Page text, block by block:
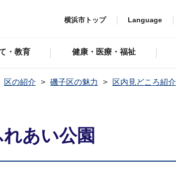
横浜市トップ Language
・教育 健康・医療・福祉
区の紹介 磯子区の魅力 区内見どころ紹介
あい公園